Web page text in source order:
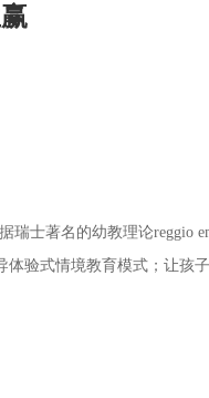
士著名的幼教理论reggio
验式情境教育模式；让孩